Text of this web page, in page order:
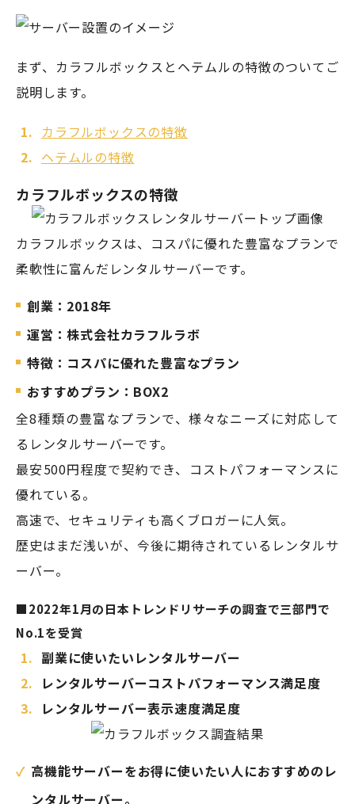
まず、カラフルボックスとヘテムルの特徴のついてご
説明します。
カラフルボックスの特徴
ヘテムルの特徴
カラフルボックスの特徴
カラフルボックスは、コスパに優れた豊富なプランで
柔軟性に富んだレンタルサーバーです。
創業：2018年
運営：株式会社カラフルラボ
特徴：コスパに優れた豊富なプラン
おすすめプラン：BOX2
全8種類の豊富なプランで、様々なニーズに対応して
るレンタルサーバーです。
最安500円程度で契約でき、コストパフォーマンスに
優れている。
高速で、セキュリティも高くブロガーに人気。
歴史はまだ浅いが、今後に期待されているレンタルサ
ーバー。
■2022年1月の日本トレンドリサーチの調査で三部門で
No.1を受賞
副業に使いたいレンタルサーバー
レンタルサーバーコストパフォーマンス満足度
レンタルサーバー表示速度満足度
高機能サーバーをお得に使いたい人におすすめのレ
ンタルサーバー。